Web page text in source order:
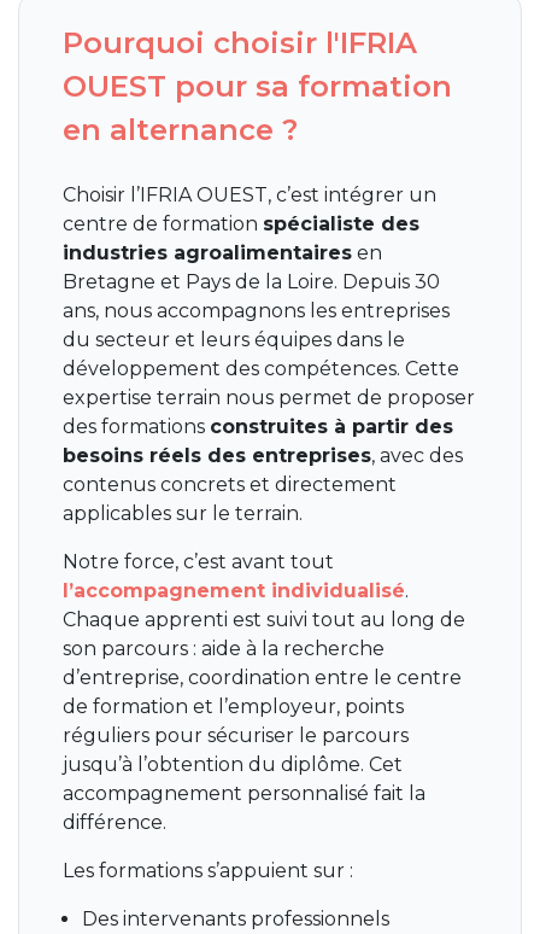
Pourquoi choisir l'IFRIA
OUEST pour sa formation
en alternance ?
Choisir l’IFRIA OUEST, c’est intégrer un
centre de formation spécialiste des
industries agroalimentaires en
Bretagne et Pays de la Loire. Depuis 30
ans, nous accompagnons les entreprises
du secteur et leurs équipes dans le
développement des compétences. Cette
expertise terrain nous permet de proposer
des formations construites à partir des
besoins réels des entreprises, avec des
contenus concrets et directement
applicables sur le terrain.
Notre force, c’est avant tout
l’accompagnement individualisé.
Chaque apprenti est suivi tout au long de
son parcours : aide à la recherche
d’entreprise, coordination entre le centre
de formation et l’employeur, points
réguliers pour sécuriser le parcours
jusqu’à l’obtention du diplôme. Cet
accompagnement personnalisé fait la
différence.
Les formations s’appuient sur :
Des intervenants professionnels